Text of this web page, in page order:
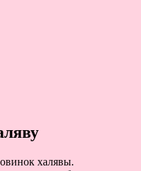
халявы.